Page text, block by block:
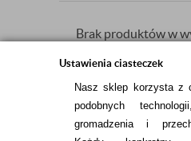
Ustawienia ciasteczek
Nasz sklep korzysta z
podobnych
gromadzenia i
Brak produktów w